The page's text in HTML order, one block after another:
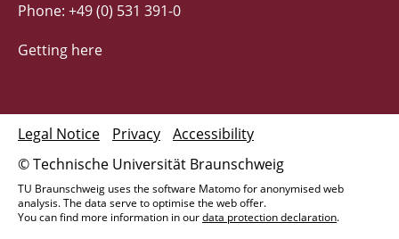
Phone: +49 (0) 531 391-0
Getting here
© Technische Universität Braunschweig
Legal Notice Privacy Accessibility
TU Braunschweig uses the software Matomo for anonymised web
analysis. The data serve to optimise the web offer.
You can find more information in ourdata protection declaration.